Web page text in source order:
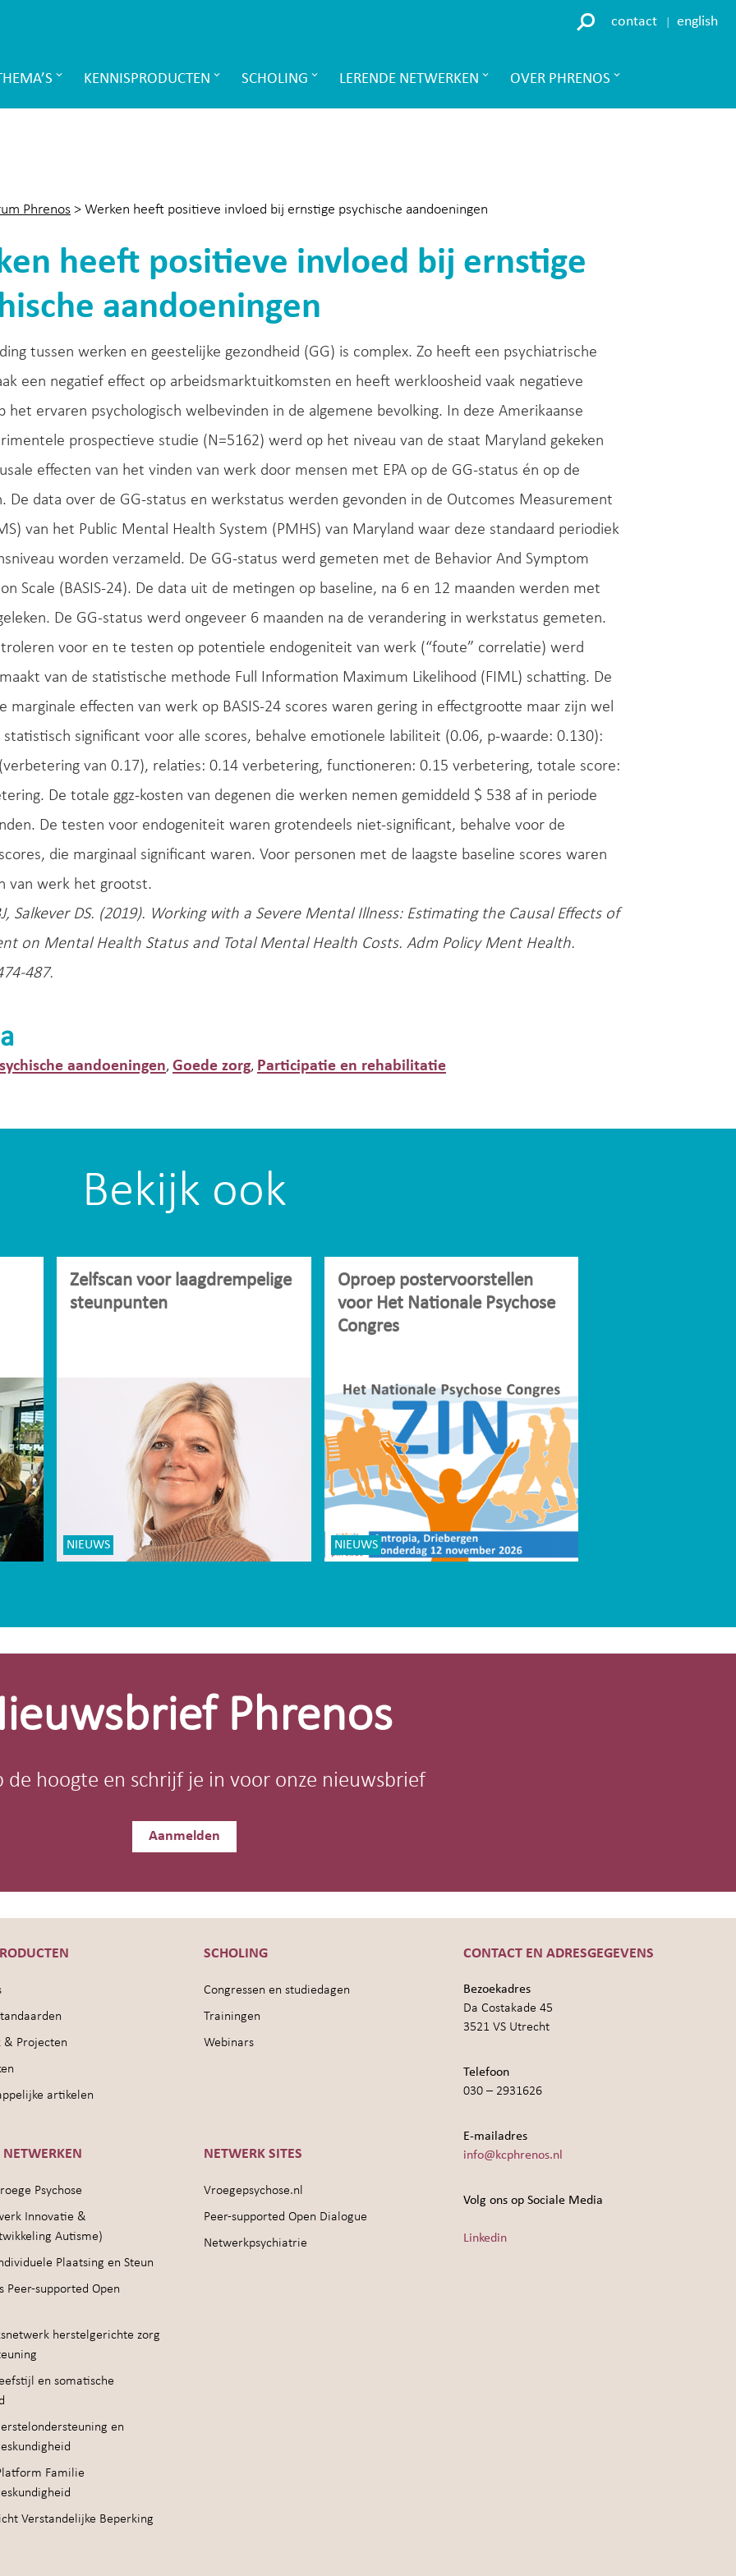
contact english
KENNISPRODUCTEN SCHOLING LERENDE NETWERKEN OVER PHRENOS
Phrenos > Werken heeft positieve invloed bij ernstige psychische aandoeningen
heeft positieve invloed bij ernstige
aandoeningen
tussen werken en geestelijke gezondheid (GG) is complex. Zo heeft een psychiatrische
een negatief effect op arbeidsmarktuitkomsten en heeft werkloosheid vaak negatieve
het ervaren psychologisch welbevinden in de algemene bevolking. In deze Amerikaanse
prospectieve studie (N=5162) werd op het niveau van de staat Maryland gekeken
effecten van het vinden van werk door mensen met EPA op de GG-status én op de
De data over de GG-status en werkstatus werden gevonden in de Outcomes Measurement
van het Public Mental Health System (PMHS) van Maryland waar deze standaard periodiek
worden verzameld. De GG-status werd gemeten met de Behavior And Symptom
Scale (BASIS-24). De data uit de metingen op baseline, na 6 en 12 maanden werden met
De GG-status werd ongeveer 6 maanden na de verandering in werkstatus gemeten.
voor en te testen op potentiele endogeniteit van werk (“foute” correlatie) werd
van de statistische methode Full Information Maximum Likelihood (FIML) schatting. De
marginale effecten van werk op BASIS-24 scores waren gering in effectgrootte maar zijn wel
significant voor alle scores, behalve emotionele labiliteit (0.06, p-waarde: 0.130):
van 0.17), relaties: 0.14 verbetering, functioneren: 0.15 verbetering, totale score:
De totale ggz-kosten van degenen die werken nemen gemiddeld $ 538 af in periode
De testen voor endogeniteit waren grotendeels niet-significant, behalve voor de
die marginaal significant waren. Voor personen met de laagste baseline scores waren
van werk het grootst.
Salkever DS. (2019). Working with a Severe Mental Illness: Estimating the Causal Effects of
on Mental Health Status and Total Mental Health Costs. Adm Policy Ment Health.
487.
aandoeningen, Goede zorg, Participatie en rehabilitatie
Bekijk ook
Zelfscan voor laagdrempelige
steunpunten
NIEUWS
Oproep postervoorstellen
voor Het Nationale Psychose
Congres
NIEUWS
Phrenos
de hoogte en schrijf je in voor onze nieuwsbrief
Aanmelden
& Projecten
artikelen
SCHOLING
Congressen en studiedagen
Trainingen
Webinars
NETWERKEN
Psychose
Innovatie &
Autisme)
Plaatsing en Steun
Peer-supported Open
herstelgerichte zorg
en somatische
en
Familie
Verstandelijke Beperking
NETWERK SITES
Vroegepsychose.nl
Peer-supported Open Dialogue
Netwerkpsychiatrie
CONTACT EN ADRESGEGEVENS
Bezoekadres
Da Costakade 45
3521 VS Utrecht
Telefoon
030 – 2931626
E-mailadres
info@kcphrenos.nl
Volg ons op Sociale Media
Linkedin